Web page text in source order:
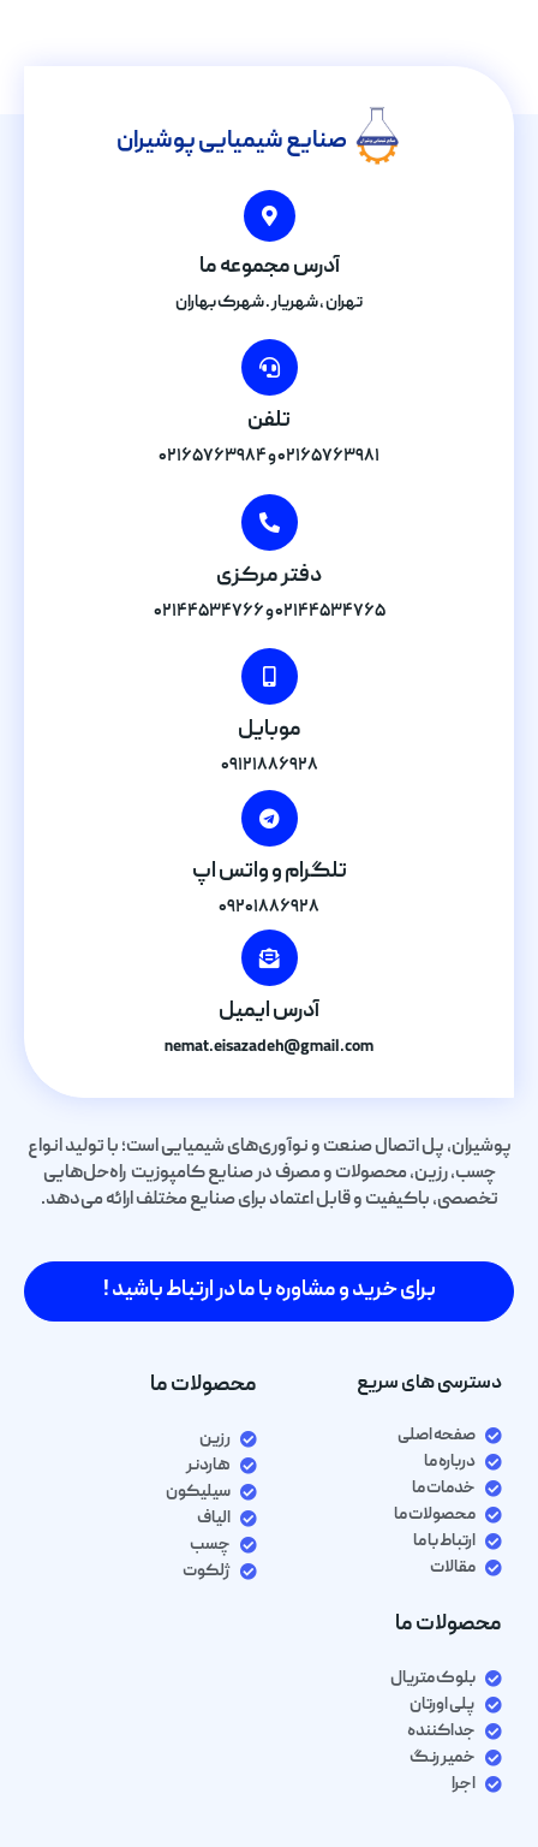
صنایع شیمیایی پوشیران
آدرس مجموعه ما
تهران , شهریار . شهرک بهاران
تلفن
۰۲۱۶۵۷۶۳۹۸۱ و ۰۲۱۶۵۷۶۳۹۸۴
دفتر مرکزی
۰۲۱۴۴۵۳۴۷۶۵ و ۰۲۱۴۴۵۳۴۷۶۶
موبایل
۰۹۱۲۱۸۸۶۹۲۸
تلگرام و واتس اپ
۰۹۲۰۱۸۸۶۹۲۸
آدرس ایمیل
nemat.eisazadeh@gmail.com
پوشیران، پل اتصال صنعت و نوآوری‌های شیمیایی است؛ با تولید انواع
چسب، رزین، محصولات و مصرف در صنایع کامپوزیت راه‌حل‌هایی
تخصصی، باکیفیت و قابل اعتماد برای صنایع مختلف ارائه می‌دهد.
برای خرید و مشاوره با ما در ارتباط باشید !
دسترسی های سریع
صفحه اصلی
درباره ما
خدمات ما
محصولات ما
ارتباط با ما
مقالات
محصولات ما
رزین
هاردنر
سیلیکون
الیاف
چسب
ژلکوت
محصولات ما
بلوک متریال
پلی اورتان
جداکننده
خمیر رنگ
اجرا